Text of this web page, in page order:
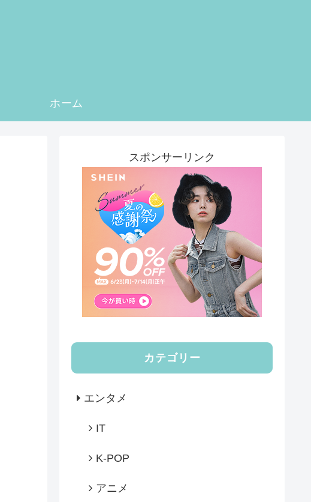
ホーム
スポンサーリンク
カテゴリー
エンタメ
IT
K-POP
アニメ